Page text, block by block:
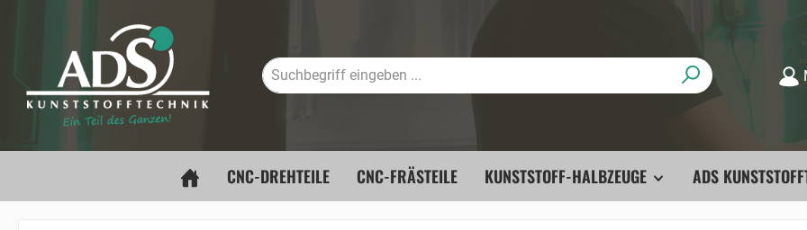
Zur Hauptnavigation springen
CNC-DREHTEILE CNC-FRÄSTEILE KUNSTSTOFF-HALBZEUGE ADS